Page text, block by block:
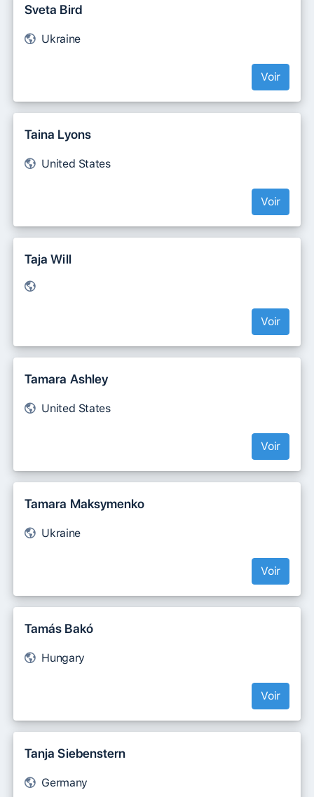
Sveta Bird
Ukraine
Voir
Taina Lyons
United States
Voir
Taja Will
Voir
Tamara Ashley
United States
Voir
Tamara Maksymenko
Ukraine
Voir
Tamás Bakó
Hungary
Voir
Tanja Siebenstern
Germany